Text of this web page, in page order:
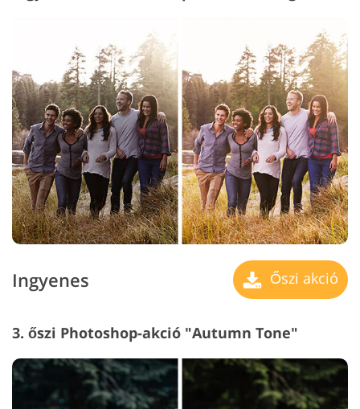
Ingyenes Őszi akció
3. őszi Photoshop-akció "Autumn Tone"